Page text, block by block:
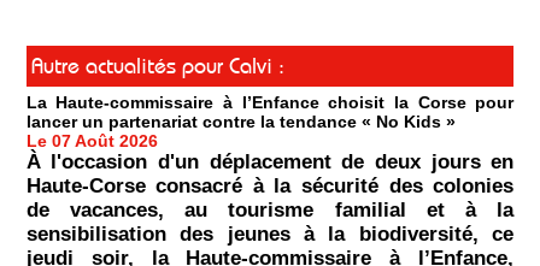
Autre actualités pour Calvi :
La Haute-commissaire à l’Enfance choisit la Corse pour
lancer un partenariat contre la tendance « No Kids »
Le 07 Août 2026
À l'occasion d'un déplacement de deux jours en
Haute-Corse consacré à la sécurité des colonies
de vacances, au tourisme familial et à la
sensibilisation des jeunes à la biodiversité, ce
jeudi soir, la Haute-commissaire à l’Enfance,